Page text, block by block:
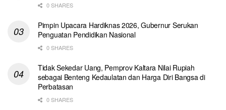
0 SHARES
Pimpin Upacara Hardiknas 2026, Gubernur Serukan
Penguatan Pendidikan Nasional
0 SHARES
Tidak Sekedar Uang, Pemprov Kaltara Nilai Rupiah
sebagai Benteng Kedaulatan dan Harga Diri Bangsa di
Perbatasan
0 SHARES